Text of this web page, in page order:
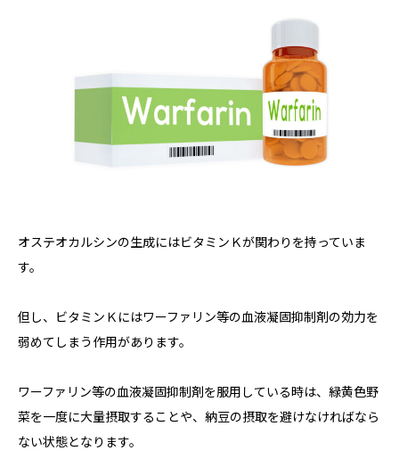
オステオカルシンの生成にはビタミンＫが関わりを持っていま
す。
但し、ビタミンＫにはワーファリン等の血液凝固抑制剤の効力を
弱めてしまう作用があります。
ワーファリン等の血液凝固抑制剤を服用している時は、緑黄色野
菜を一度に大量摂取することや、納豆の摂取を避けなければなら
ない状態となります。